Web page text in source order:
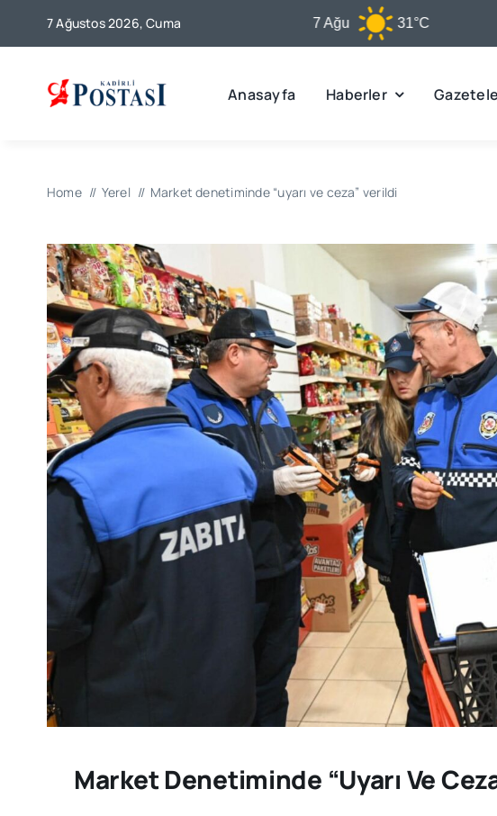
7 Ağustos 2026, Cuma
Kadirli 7 Ağu 31°C 8
Anasayfa Haberler
Home Yerel Market denetiminde “uyarı ve ceza” verildi
Market Denetiminde “uyarı Ve